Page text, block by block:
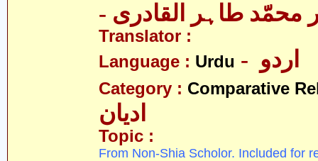
محمّد طاہر القادری
Translator :
Language : Urdu
Category : Comparative
ادیان
Topic :
From Non-Shia Scholor. Included for